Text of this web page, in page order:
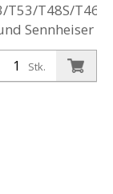
Stk.
T48S/
Sennheiser
x 2...